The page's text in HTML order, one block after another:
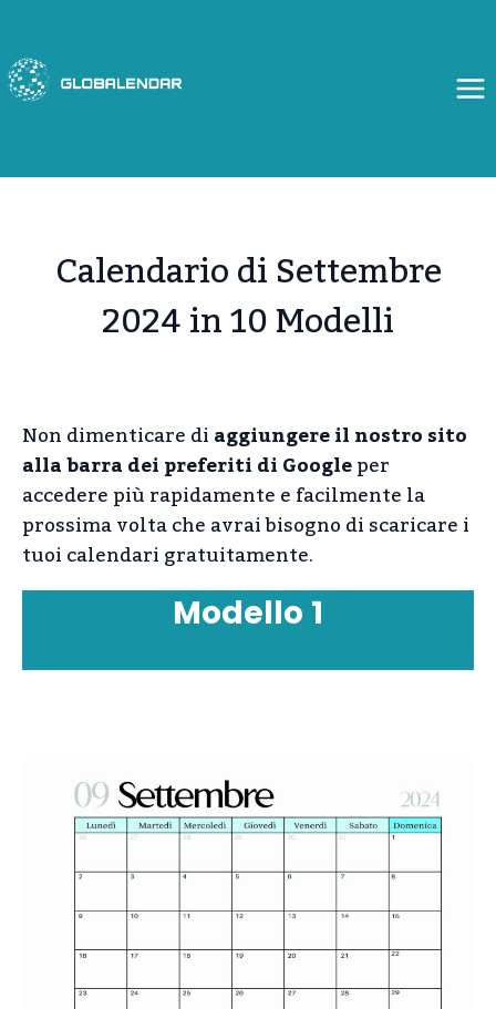
contenuto
Calendario di Settembre
2024 in 10 Modelli
Non dimenticare diaggiungere il nostro sito
alla barra dei preferiti di Googleper
accedere più rapidamente e facilmente la
prossima volta che avrai bisogno di scaricare i
tuoi calendari gratuitamente.
Modello 1